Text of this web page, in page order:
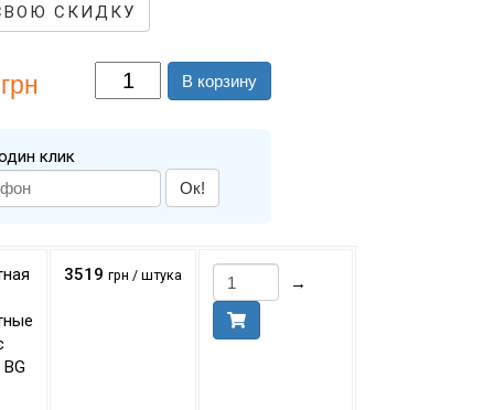
СКИДКУ
грн В корзину
клик
Ок!
3519 грн / штука →